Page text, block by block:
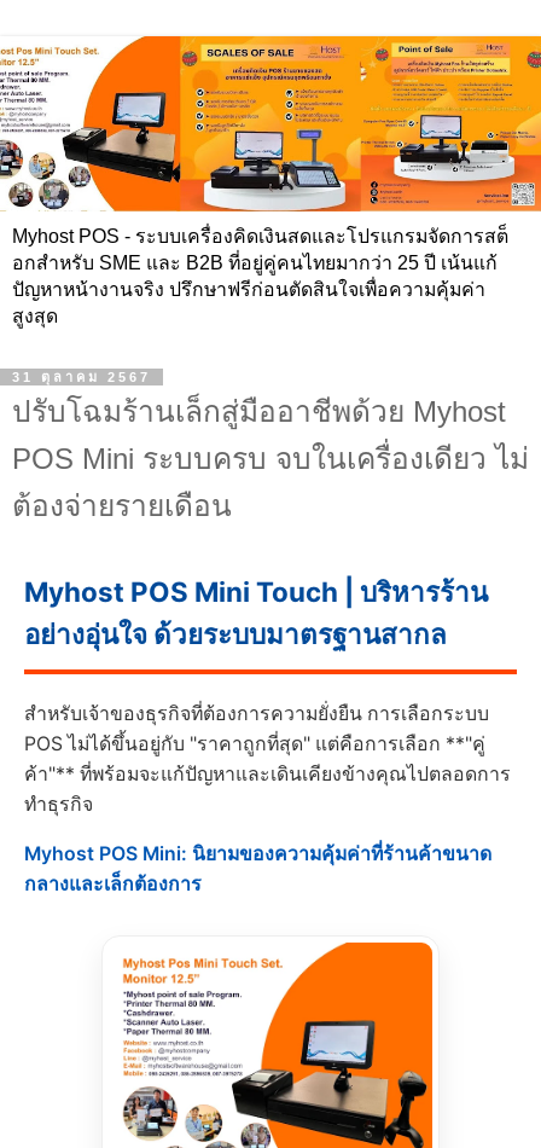
Myhost POS - ระบบเครื่องคิดเงินสดและโปรแกรมจัดการสต็
อกสำหรับ SME และ B2B ที่อยู่คู่คนไทยมากว่า 25 ปี เน้นแก้
ปัญหาหน้างานจริง ปรึกษาฟรีก่อนตัดสินใจเพื่อความคุ้มค่า
สูงสุด
31 ตุลาคม 2567
ปรับโฉมร้านเล็กสู่มืออาชีพด้วย Myhost
POS Mini ระบบครบ จบในเครื่องเดียว ไม่
ต้องจ่ายรายเดือน
Myhost POS Mini Touch | บริหารร้าน
อย่างอุ่นใจ ด้วยระบบมาตรฐานสากล
สำหรับเจ้าของธุรกิจที่ต้องการความยั่งยืน การเลือกระบบ
POS ไม่ได้ขึ้นอยู่กับ "ราคาถูกที่สุด" แต่คือการเลือก **"คู่
ค้า"** ที่พร้อมจะแก้ปัญหาและเดินเคียงข้างคุณไปตลอดการ
ทำธุรกิจ
Myhost POS Mini: นิยามของความคุ้มค่าที่ร้านค้าขนาด
กลางและเล็กต้องการ